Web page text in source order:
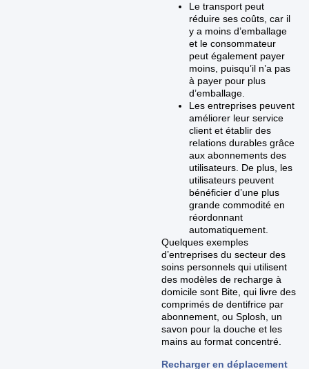
Le transport peut
réduire ses coûts, car il
y a moins d’emballage
et le consommateur
peut également payer
moins, puisqu’il n’a pas
à payer pour plus
d’emballage.
Les entreprises peuvent
améliorer leur service
client et établir des
relations durables grâce
aux abonnements des
utilisateurs. De plus, les
utilisateurs peuvent
bénéficier d’une plus
grande commodité en
réordonnant
automatiquement.
Quelques exemples
d’entreprises du secteur des
soins personnels qui utilisent
des modèles de recharge à
domicile sont Bite, qui livre des
comprimés de dentifrice par
abonnement, ou Splosh, un
savon pour la douche et les
mains au format concentré.
Recharger en déplacement